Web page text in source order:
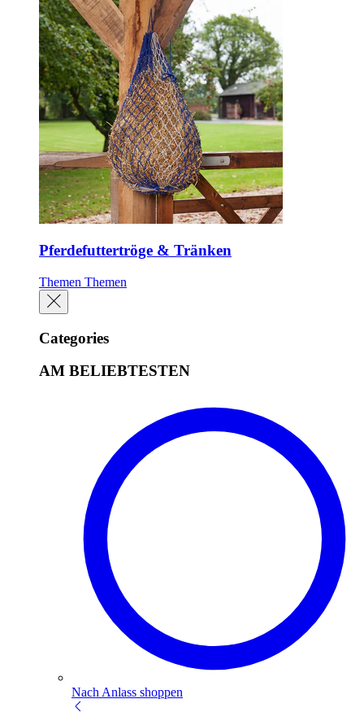
Pferdefuttertröge & Tränken
Themen Themen
Categories
AM BELIEBTESTEN
Nach Anlass shoppen